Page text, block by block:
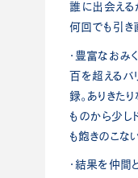
誰に出会える
何回でも引き
・豊富なおみ
百を超えるバ
録。ありきた
ものから少し
も飽きのこな
・結果を仲間